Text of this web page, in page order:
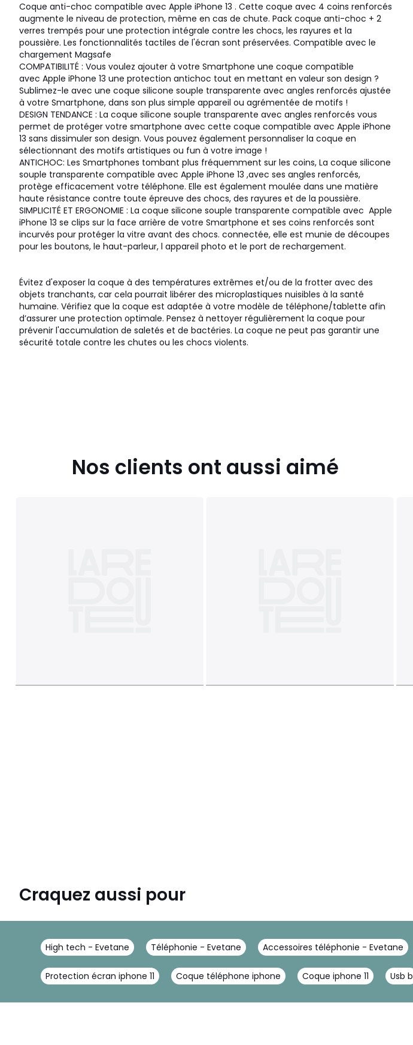
Coque anti-choc compatible avec Apple iPhone 13 . Cette coque avec 4 coins renforcés
augmente le niveau de protection, même en cas de chute. Pack coque anti-choc + 2
verres trempés pour une protection intégrale contre les chocs, les rayures et la
poussière. Les fonctionnalités tactiles de l'écran sont préservées. Compatible avec le
chargement Magsafe
COMPATIBILITÉ : Vous voulez ajouter à votre Smartphone une coque compatible
avec Apple iPhone 13 une protection antichoc tout en mettant en valeur son design ?
Sublimez-le avec une coque silicone souple transparente avec angles renforcés ajustée
à votre Smartphone, dans son plus simple appareil ou agrémentée de motifs !
DESIGN TENDANCE : La coque silicone souple transparente avec angles renforcés vous
permet de protéger votre smartphone avec cette coque compatible avec Apple iPhone
13 sans dissimuler son design. Vous pouvez également personnaliser la coque en
sélectionnant des motifs artistiques ou fun à votre image !
ANTICHOC: Les Smartphones tombant plus fréquemment sur les coins, La coque silicone
souple transparente compatible avec Apple iPhone 13 ,avec ses angles renforcés,
protège efficacement votre téléphone. Elle est également moulée dans une matière
haute résistance contre toute épreuve des chocs, des rayures et de la poussière.
SIMPLICITÉ ET ERGONOMIE : La coque silicone souple transparente compatible avec Apple
iPhone 13 se clips sur la face arrière de votre Smartphone et ses coins renforcés sont
incurvés pour protéger la vitre avant des chocs. connectée, elle est munie de découpes
pour les boutons, le haut-parleur, l appareil photo et le port de rechargement.
Évitez d'exposer la coque à des températures extrêmes et/ou de la frotter avec des
objets tranchants, car cela pourrait libérer des microplastiques nuisibles à la santé
humaine. Vérifiez que la coque est adaptée à votre modèle de téléphone/tablette afin
d’assurer une protection optimale. Pensez à nettoyer régulièrement la coque pour
prévenir l'accumulation de saletés et de bactéries. La coque ne peut pas garantir une
sécurité totale contre les chutes ou les chocs violents.
Nos clients ont aussi aimé
Craquez aussi pour
High tech - Evetane Téléphonie - Evetane Accessoires téléphonie - Evetane
Protection écran iphone 11 Coque téléphone iphone Coque iphone 11 Usb b